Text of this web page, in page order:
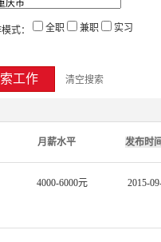
式： 全职 兼职 实习
工作 清空搜索
月薪水平 发布时间
4000-6000元 2015-